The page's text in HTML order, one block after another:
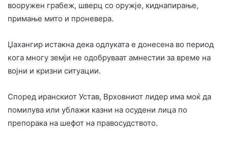
вооружен грабеж, шверц со оружје, киднапирање,
примање мито и проневера.
Џахангир истакна дека одлуката е донесена во период
кога многу земји не одобруваат амнестии за време на
војни и кризни ситуации.
Според иранскиот Устав, Врховниот лидер има моќ да
помилува или ублажи казни на осудени лица по
препорака на шефот на правосудството.